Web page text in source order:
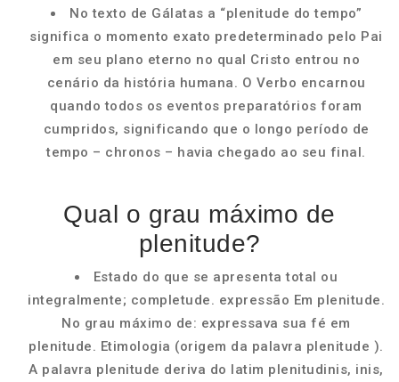
No texto de Gálatas a “plenitude do tempo”
significa o momento exato predeterminado pelo Pai
em seu plano eterno no qual Cristo entrou no
cenário da história humana. O Verbo encarnou
quando todos os eventos preparatórios foram
cumpridos, significando que o longo período de
tempo – chronos – havia chegado ao seu final.
Qual o grau máximo de
plenitude?
Estado do que se apresenta total ou
integralmente; completude. expressão Em plenitude.
No grau máximo de: expressava sua fé em
plenitude. Etimologia (origem da palavra plenitude ).
A palavra plenitude deriva do latim plenitudinis, inis,